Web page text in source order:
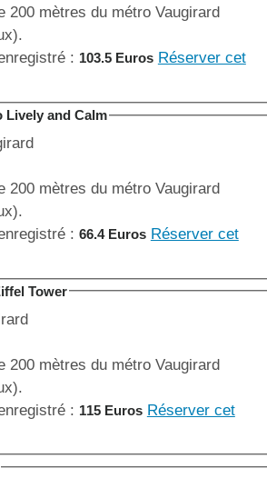
200 mètres du métro Vaugirard
: 103.5 Euros Réserver cet
Lively and Calm
200 mètres du métro Vaugirard
: 66.4 Euros Réserver cet
Tower
200 mètres du métro Vaugirard
: 115 Euros Réserver cet